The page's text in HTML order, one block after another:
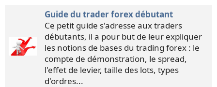
Guide du trader forex débutant
Ce petit guide s'adresse aux traders
débutants, il a pour but de leur expliquer
les notions de bases du trading forex : le
compte de démonstration, le spread,
l'effet de levier, taille des lots, types
d'ordres...